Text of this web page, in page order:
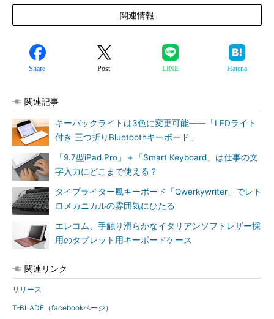
関連情報
Share Post LINE Hatena
関連記事
キーバックライトは3色に変更可能――「LEDライト
付き 三つ折りBluetoothキーボード」
「9.7型iPad Pro」＋「Smart Keyboard」は仕事の文
字入力にどこまで使える？
タイプライター風キーボード「Qwerkywriter」でレト
ロメカニカルの雰囲気にひたる
エレコム、手触り滑らかなイタリアンソフトレザー採
用のタブレット用キーボードケース
関連リンク
リリース
T-BLADE（facebookページ）